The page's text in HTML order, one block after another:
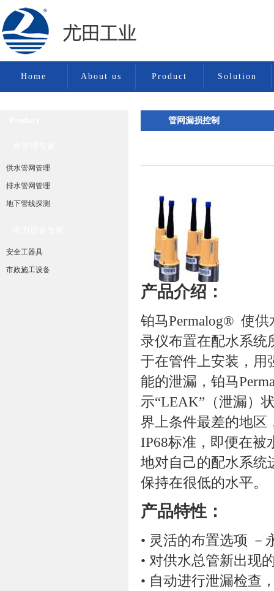
Home About us Product Solution
水管理专家
供水管网管理
供水管网管理
排水管网管理
地下管线探测
安全工器具
市政施工设备
管网漏损控制
产品介绍：
铂马Permalog® 使
录仪布置在配水系统
于在管件上安装，用
能的泄漏，铂马
示“LEAK”（泄漏）
界上条件最差的地区
IP68标准，即便在被
地对自己的配水系统
保持在很低的水平。
产品特性：
• 灵活的布置选项 －
• 对供水总管新出现
• 自动进行泄漏检查